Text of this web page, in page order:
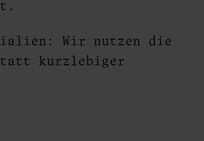
Wir nutzen die
kurzlebiger